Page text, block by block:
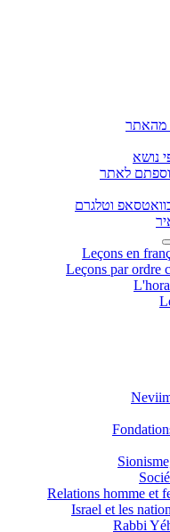
מהאתר
נושא
לאתר
וטלגרם
Leçons en
Leçons par ordre
Relations homme et
Israel et les
Rabbi